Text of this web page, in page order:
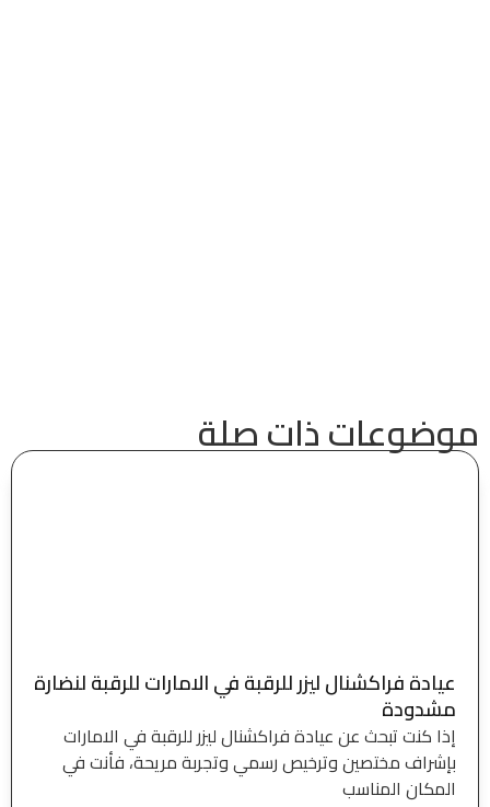
موضوعات ذات صلة
عيادة فراكشنال ليزر للرقبة في الامارات للرقبة لنضارة
مشدودة
إذا كنت تبحث عن عيادة فراكشنال ليزر للرقبة في الامارات
بإشراف مختصين وترخيص رسمي وتجربة مريحة، فأنت في
المكان المناسب